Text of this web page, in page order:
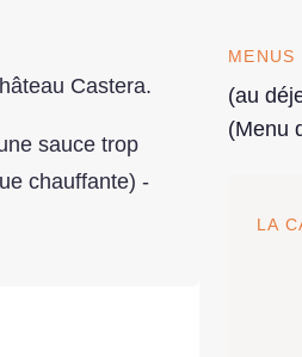
Castera.
sauce trop
chauffante) -
MENUS
(au
(Menu
LA